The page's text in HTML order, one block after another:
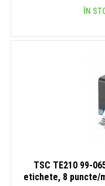
ÎN
TSC TE210 99-
etichete, 8 puncte/